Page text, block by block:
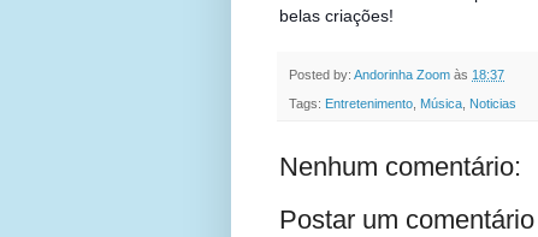
belas criações!
Posted by: Andorinha Zoom às 18:37
Tags: Entretenimento Música Noticias
Nenhum comentário:
Postar um comentário